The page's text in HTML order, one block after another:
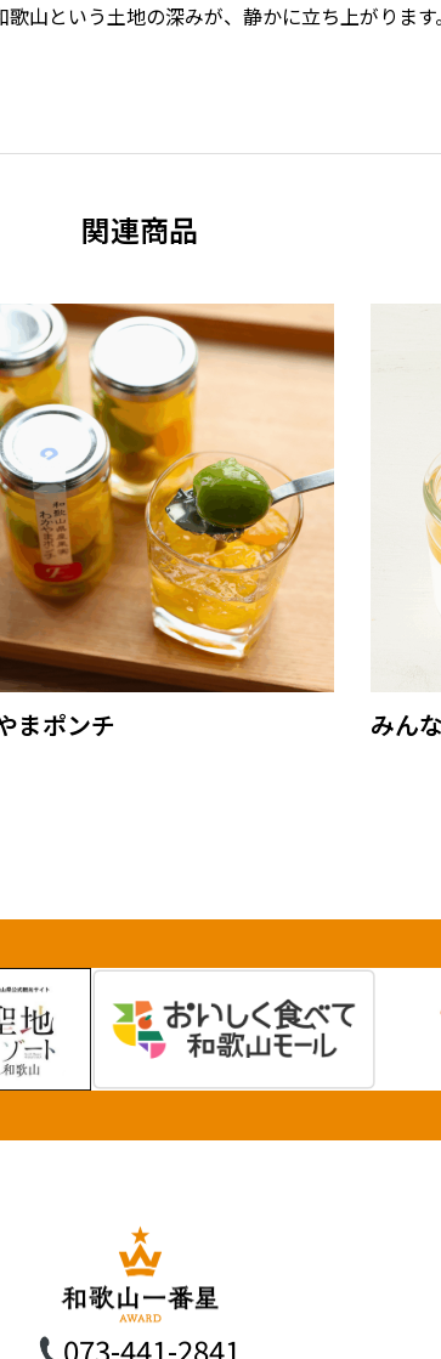
山という土地の深みが、静かに立ち上がります。
関連商品
まポンチ みん
073-441-2841